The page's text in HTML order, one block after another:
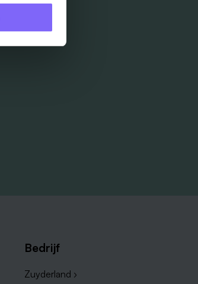
Bedrijf
Zuyderland ›